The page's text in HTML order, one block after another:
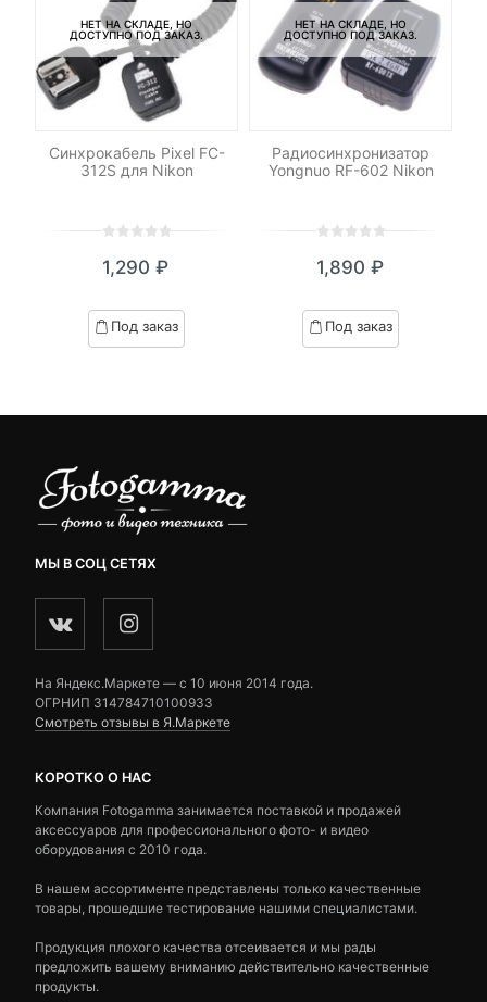
НЕТ НА СКЛАДЕ, НО
ДОСТУПНО ПОД ЗАКАЗ.
Синхрокабель Pixel FC-
312S для Nikon
out
based
on
1,290 ₽
Под заказ
НЕТ НА СКЛАДЕ, НО
ДОСТУПНО ПОД ЗАКАЗ.
Радиосинхронизатор
Yongnuo RF-602 Nikon
out
based
on
1,890 ₽
Под заказ
МЫ В СОЦ СЕТЯХ
На Яндекс.Маркете — c 10 июня 2014 года.
ОГРНИП 314784710100933
Смотреть отзывы в Я.Маркете
КОРОТКО О НАС
Компания Fotogamma занимается поставкой и продажей
аксессуаров для профессионального фото- и видео
оборудования с 2010 года.
В нашем ассортименте представлены только качественные
товары, прошедшие тестирование нашими специалистами.
Продукция плохого качества отсеивается и мы рады
предложить вашему вниманию действительно качественные
продукты.